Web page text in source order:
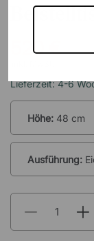
520 €
Lieferzeit: 4-6
Höhe: 48 cm
Ausführung: